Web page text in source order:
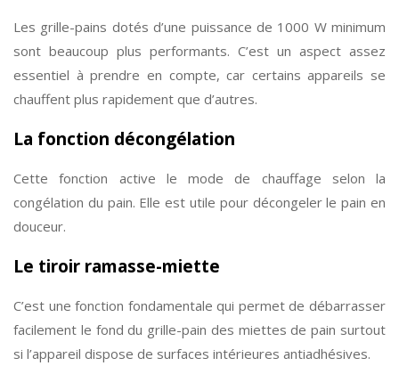
Les grille-pains dotés d’une puissance de 1000 W minimum
sont beaucoup plus performants. C’est un aspect assez
essentiel à prendre en compte, car certains appareils se
chauffent plus rapidement que d’autres.
La fonction décongélation
Cette fonction active le mode de chauffage selon la
congélation du pain. Elle est utile pour décongeler le pain en
douceur.
Le tiroir ramasse-miette
C’est une fonction fondamentale qui permet de débarrasser
facilement le fond du grille-pain des miettes de pain surtout
si l’appareil dispose de surfaces intérieures antiadhésives.